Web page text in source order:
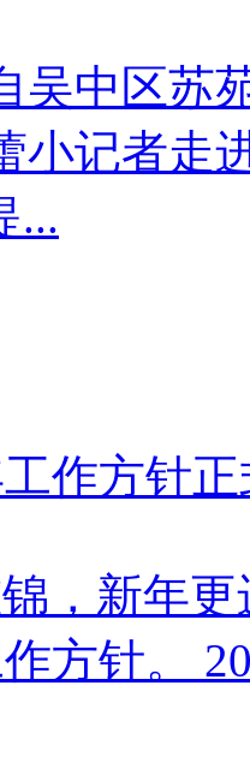
吴中区苏
小记者走
...
作方针
，新年
方针。